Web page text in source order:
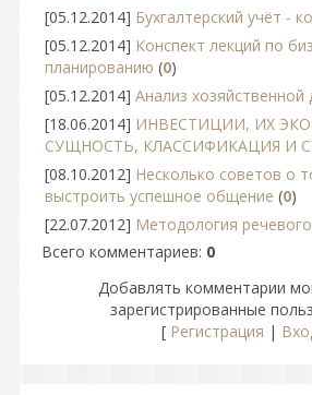
[05.12.2014] Бухгалтерский учёт -
[05.12.2014] Конспект лекций по
планированию (0)
[05.12.2014] Анализ хозяйственной
[18.06.2014] ИНВЕСТИЦИИ, ИХ
СУЩНОСТЬ, КЛАССИФИКАЦИЯ И
[08.10.2012] Несколько советов о
выстроить успешное общение (0)
[22.07.2012] Методология
Всего комментариев: 0
Добавлять комментарии
зарегистрированные
[ Регистрация |